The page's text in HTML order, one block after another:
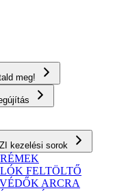
meg!
kezelési sorok
FELTÖLTŐ
ARCRA